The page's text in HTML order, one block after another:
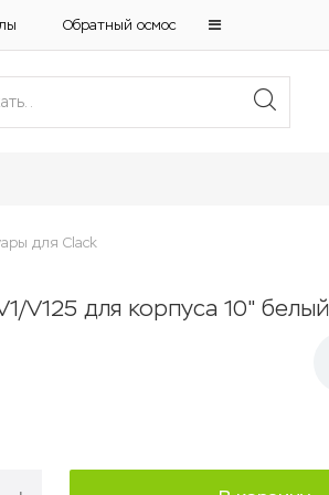
Обратный осмос
для Clack
V125 для корпуса 10" белый